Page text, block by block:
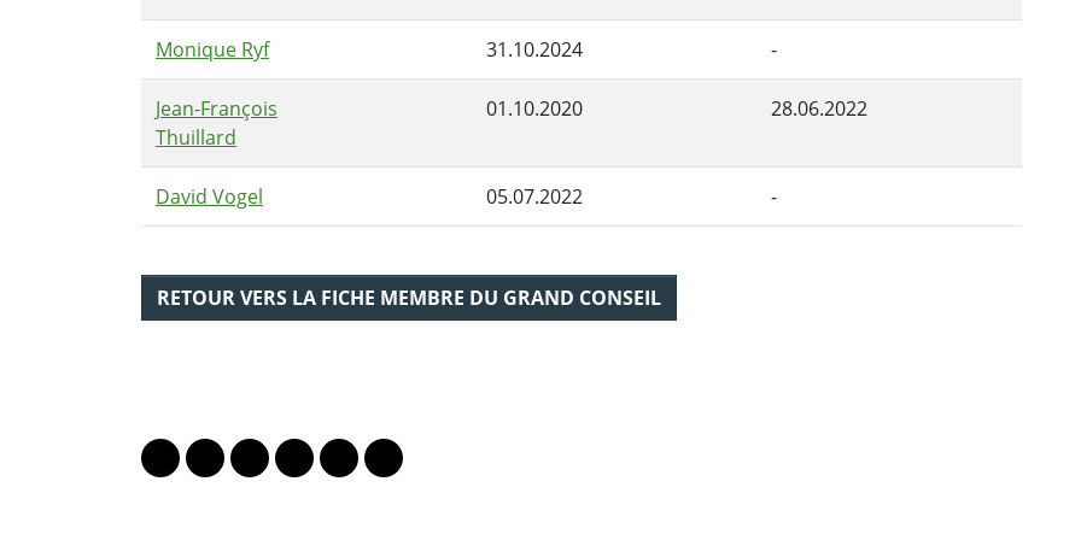
Monique Ryf 31.10.2024 -
Jean-François
Thuillard
01.10.2020 28.06.2022
David Vogel 05.07.2022 -
RETOUR VERS LA FICHE MEMBRE DU GRAND CONSEIL
Lien vers le profil Mastodon
Lien vers le profil Bluesky
Lien vers le profil Instagram
Lien vers le profil Linkedin
Lien vers le profil Facebook
Lien vers le profil Twitter